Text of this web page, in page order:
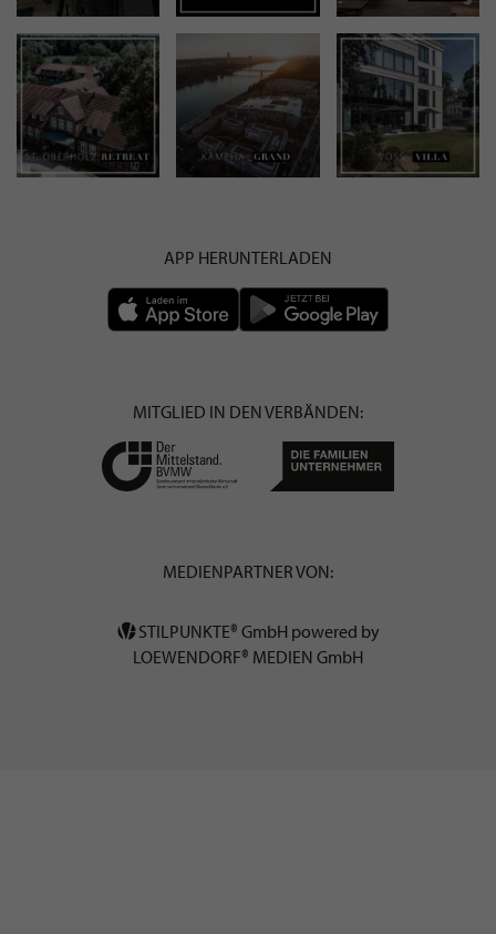
APP HERUNTERLADEN
MITGLIED IN DEN VERBÄNDEN:
MEDIENPARTNER VON:
STILPUNKTE® GmbH powered by
LOEWENDORF® MEDIEN GmbH